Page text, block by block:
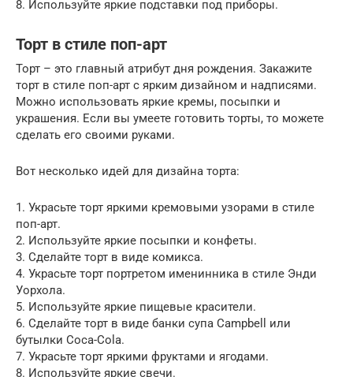
8. Используйте яркие подставки под приборы.
Торт в стиле поп-арт
Торт – это главный атрибут дня рождения. Закажите
торт в стиле поп-арт с ярким дизайном и надписями.
Можно использовать яркие кремы, посыпки и
украшения. Если вы умеете готовить торты, то можете
сделать его своими руками.
Вот несколько идей для дизайна торта:
1. Украсьте торт яркими кремовыми узорами в стиле
поп-арт.
2. Используйте яркие посыпки и конфеты.
3. Сделайте торт в виде комикса.
4. Украсьте торт портретом именинника в стиле Энди
Уорхола.
5. Используйте яркие пищевые красители.
6. Сделайте торт в виде банки супа Campbell или
бутылки Coca-Cola.
7. Украсьте торт яркими фруктами и ягодами.
8. Используйте яркие свечи.